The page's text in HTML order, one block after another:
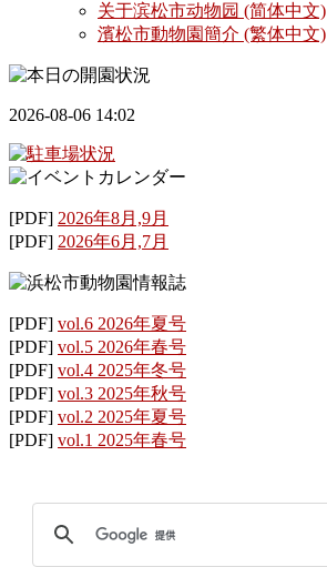
关于滨松市动物园 (简体中文)
濱松市動物園簡介 (繁体中文)
2026-08-06 14:02
[PDF] 2026年8月,9月
[PDF] 2026年6月,7月
[PDF] vol.6 2026年夏号
[PDF] vol.5 2026年春号
[PDF] vol.4 2025年冬号
[PDF] vol.3 2025年秋号
[PDF] vol.2 2025年夏号
[PDF] vol.1 2025年春号